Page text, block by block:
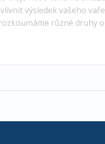
výsledek vašeho
různé druhy
smažení, zvážíme jejich
a vliv na zdraví.